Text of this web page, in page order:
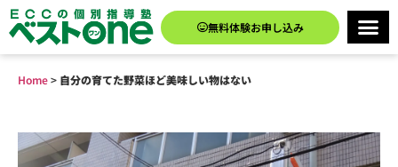
無料体験お申し込み
Home> 自分の育てた野菜ほど美味しい物はない